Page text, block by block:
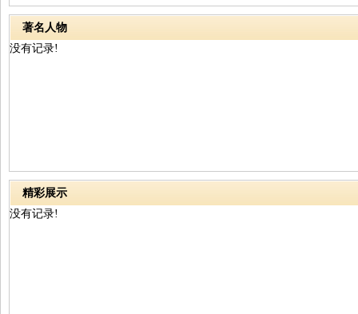
著名人物
没有记录!
精彩展示
没有记录!